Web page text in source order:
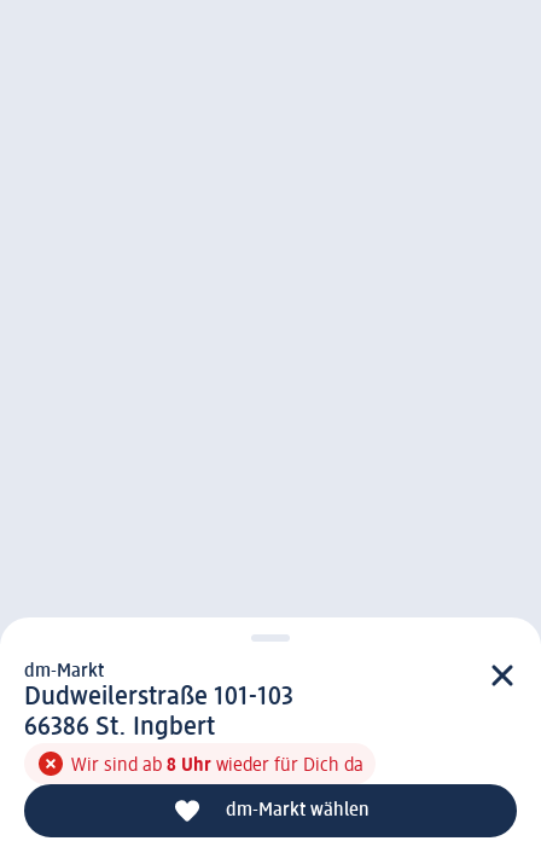
d m-Markt
dm-Markt
Dudweilerstraße 101-103
6 6 3 8 6
66386 St. Ingbert
Wir sind ab 8 Uhr wieder für Dich da
dm-Markt wählen